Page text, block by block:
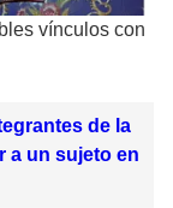
vínculos con
de la
a un sujeto en